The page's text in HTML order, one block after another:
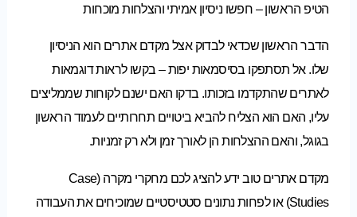
הטיפ הראשון – חפשו ניסיון אמיתי והצלחות מוכחות
הדבר הראשון שכדאי לבדוק אצל מקדם אתרים הוא הניסיון
שלו. אל תסתפקו בסיסמאות יפות – בקשו לראות דוגמאות
לאתרים שהתקדמו בזכותו. בדקו האם ישנם לקוחות שממליצים
עליו, האם הוא הצליח להביא ביטויים תחרותיים לעמוד הראשון
בגוגל, והאם ההצלחות הן לאורך זמן ולא רק זמניות.
מקדם אתרים טוב ידע להציג לכם מחקרי מקרה (Case
Studies) או לפחות נתונים סטטיסטיים שמוכיחים את העבודה